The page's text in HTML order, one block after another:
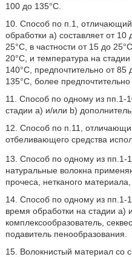
100 до 135°C.
10. Способ по п.1,
обработки a) составляет от
25°C, в частности от 15 до
20°C, и температура на
140°C, предпочтительно от 85
135°C, более предпочтительно
11. Способ по одному из пп.1-
стадии a) и/или b)
12. Способ по п.11,
отбеливающего средства
13. Способ по одному из пп.1-
натуральные волокна
прочеса, нетканого
14. Способ по одному из пп.1-
время обработки на стадии a)
комплексообразователь,
подавитель пенообразования.
15. Волокнистый материал со